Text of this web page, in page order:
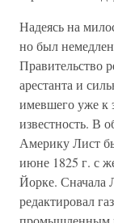
Надеясь на
но был
Правительство
арестанта и
имевшего уже к
известность. В
Америку Лист
июне 1825 г. с
Йорке. Сначала
редактировал